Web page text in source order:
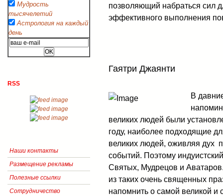
позволяющий набраться сил
эффективного выполнения
Гаятри Джаянти
В
великих людей были
году, наиболее подходящие
великих людей, оживляя дух
событий. Поэтому
Святых, Мудрецов и
из таких очень священных
напомнить о самой великой
Мудрость
тысячелетий
Астрология на каждый
день
RSS
Наши контакты
Размещение рекламы
Полезные ссылки
Сотрудничество